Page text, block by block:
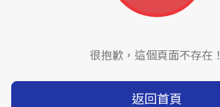
很抱歉，這個頁面不存在！
返回首頁